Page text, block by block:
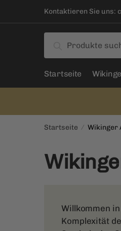
Kontaktieren Sie uns:
Suchen
Startseite
Startseite / Wikinger
Willkommen
Komplexität